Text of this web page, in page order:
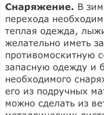
Снаряжение. В
перехода
теплая одежда,
желательно иметь
противомоскитную
запасную одежду и
необходимого
его из подручных
можно сделать из